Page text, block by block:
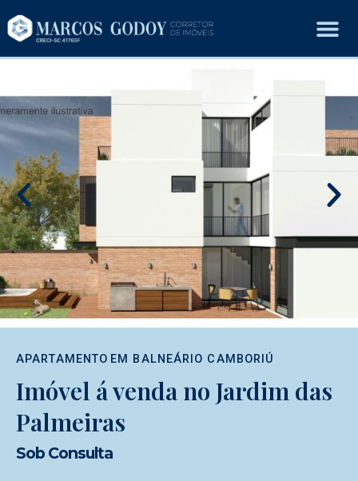
APARTAMENTO EM BALNEÁRIO CAMBORIÚ
Imóvel á venda no Jardim das
Palmeiras
Sob Consulta